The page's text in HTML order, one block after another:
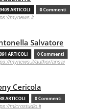
ARTICOLI 0 Commenti
mynews.it
Salvatore
ARTICOLI 0 Commenti
mynews.it/author/ansa/
Cericola
ARTICOLI 0 Commenti
microstudio.it